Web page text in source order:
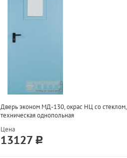
Дверь эконом МД-130, окрас НЦ со стеклом,
техническая однопольная
Цена
13127